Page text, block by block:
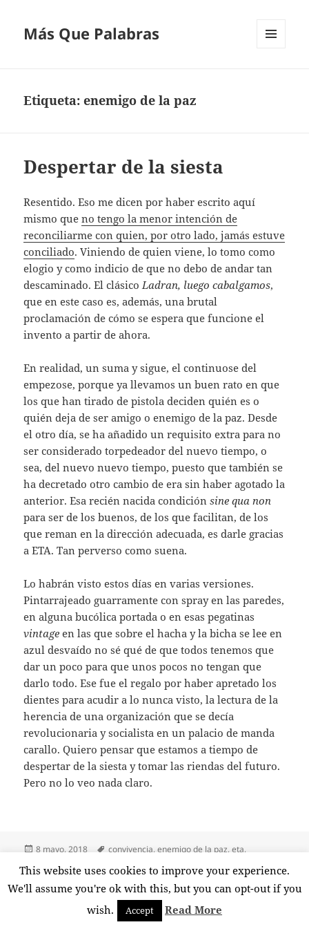
Más Que Palabras
Etiqueta:enemigo de la paz
Despertar de la siesta
Resentido. Eso me dicen por haber escrito aquí
mismo queno tengo la menor intención de
reconciliarme con quien, por otro lado, jamás estuve
conciliado. Viniendo de quien viene, lo tomo como
elogio y como indicio de que no debo de andar tan
descaminado. El clásicoLadran, luego cabalgamos,
que en este caso es, además, una brutal
proclamación de cómo se espera que funcione el
invento a partir de ahora.
En realidad, un suma y sigue, el continuose del
empezose, porque ya llevamos un buen rato en que
los que han tirado de pistola deciden quién es o
quién deja de ser amigo o enemigo de la paz. Desde
el otro día, se ha añadido un requisito extra para no
ser considerado torpedeador del nuevo tiempo, o
sea, del nuevo nuevo tiempo, puesto que también se
ha decretado otro cambio de era sin haber agotado la
anterior. Esa recién nacida condiciónsine qua non
para ser de los buenos, de los que facilitan, de los
que reman en la dirección adecuada, es darle gracias
a ETA. Tan perverso como suena.
Lo habrán visto estos días en varias versiones.
Pintarrajeado guarramente con spray en las paredes,
en alguna bucólica portada o en esas pegatinas
vintage en las que sobre el hacha y la bicha se lee en
azul desvaído no sé qué de que todos tenemos que
dar un poco para que unos pocos no tengan que
darlo todo. Ese fue el regalo por haber apretado los
dientes para acudir a lo nunca visto, la lectura de la
herencia de una organización que se decía
revolucionaria y socialista en un palacio de manda
carallo. Quiero pensar que estamos a tiempo de
despertar de la siesta y tomar las riendas del futuro.
Pero no lo veo nada claro.
Publicado
8 mayo, 2018 Etiquetas
convivencia,enemigo de la paz,eta,
reconciliación,violencia Deja un comentarioen Despertar de la siesta
Funciona gracias a WordPress
This website uses cookies to improve your experience.
We'll assume you're ok with this, but you can opt-out if you
wish.
Accept Read More